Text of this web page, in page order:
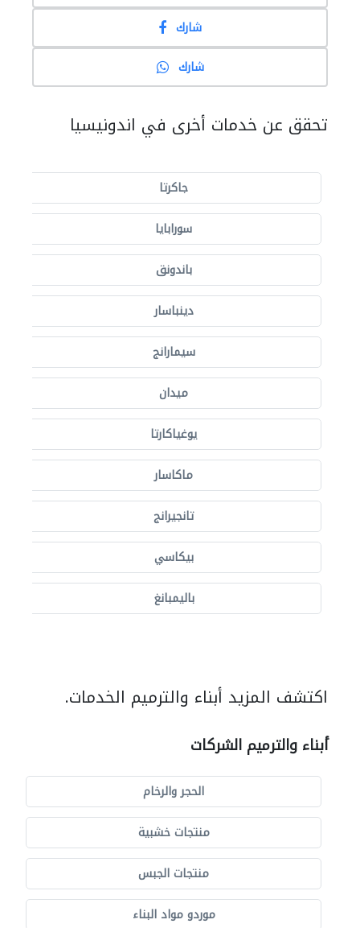
شارك
شارك
تحقق عن خدمات أخرى في اندونيسيا
جاكرتا
سورابايا
باندونق
دينباسار
سيمارانج
ميدان
يوغياكارتا
ماكاسار
تانجيرانج
بيكاسي
باليمبانغ
اكتشف المزيد أبناء والترميم الخدمات.
أبناء والترميم الشركات
الحجر والرخام
منتجات خشبية
منتجات الجبس
موردو مواد البناء